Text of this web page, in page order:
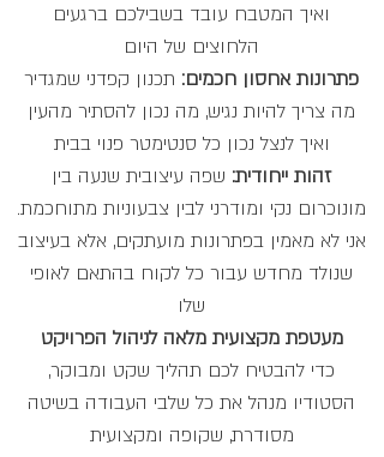
ואיך המטבח עובד בשבילכם ברגעים
הלחוצים של היום
פתרונות אחסון חכמים: תכנון קפדני שמגדיר
מה צריך להיות נגיש, מה נכון להסתיר מהעין
ואיך לנצל נכון כל סנטימטר פנוי בבית
זהות ייחודית: שפה עיצובית שנעה בין
מונוכרום נקי ומודרני לבין צבעוניות מתוחכמת.
אני לא מאמין בפתרונות מועתקים, אלא בעיצוב
שנולד מחדש עבור כל לקוח בהתאם לאופי
שלו
מעטפת מקצועית מלאה לניהול הפרויקט
כדי להבטיח לכם תהליך שקט ומבוקר,
הסטודיו מנהל את כל שלבי העבודה בשיטה
מסודרת, שקופה ומקצועית